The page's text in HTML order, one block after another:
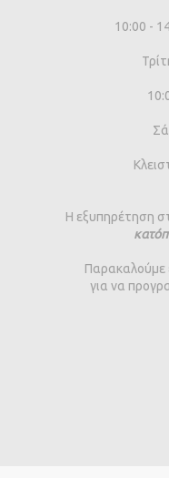
10:00 - 14:00
Τρίτη -
10:00 -
Κλειστά -
Η εξυπηρέτηση
Παρακαλούμε
για να